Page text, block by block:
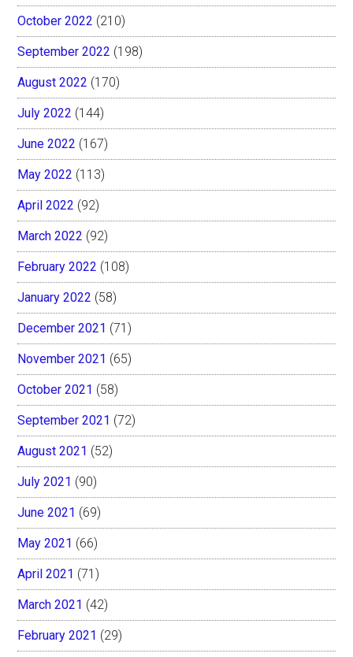
October 2022 (210)
September 2022 (198)
August 2022 (170)
July 2022 (144)
June 2022 (167)
May 2022 (113)
April 2022 (92)
March 2022 (92)
February 2022 (108)
January 2022 (58)
December 2021 (71)
November 2021 (65)
October 2021 (58)
September 2021 (72)
August 2021 (52)
July 2021 (90)
June 2021 (69)
May 2021 (66)
April 2021 (71)
March 2021 (42)
February 2021 (29)